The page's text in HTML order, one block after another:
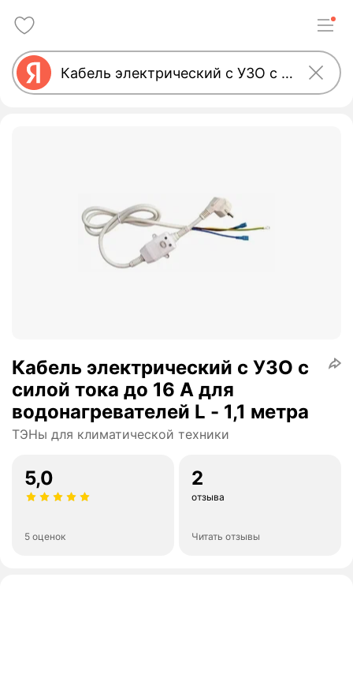
Кабель электрический с УЗО с
силой тока до 16 А для
водонагревателей L - 1,1 метра
ТЭНы для климатической техники
5,0
5 оценок
2
отзыва
Читать отзывы